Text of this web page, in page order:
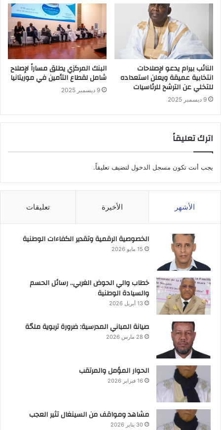
النائب بيرام يدعو لإصلاحات
انتخابية عميقة ويعلن استعداده
للتخلي عن الترشح للرئاسيات
9 ديسمبر 2025
البنك المركزي يطلق مساراً لإصلاح
شامل لقطاع التأمين في موريتانيا
9 ديسمبر 2025
اترك تعليقاً
يجب أنت تكون مسجل الدخول لتضيف تعليقاً.
الأشهر الأخيرة تعليقات
الخصوصية الرقمية وتقدير الكفاءات الوطنية
15 مايو 2026
خطاب والي الحوض الغربي.. رسائل الحسم
والسيادة الوطنية
13 أبريل 2026
صيانة المباني المدرسية: ضرورة تربوية ملحّة
28 مارس 2026
الحوار المؤمل والمرتقب
16 فبراير 2026
مشاهد ومواقف من السينغال تثير العجب
30 يناير 2026